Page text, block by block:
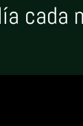
cada